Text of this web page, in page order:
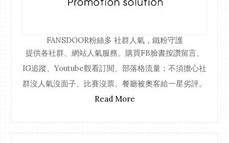
FANSDOOR粉絲多 社群人氣，鐵粉守護
提供各社群、網站人氣服務。購買FB臉書按讚留言、
IG追蹤、Youtube觀看訂閱、部落格流量；不須擔心社
群沒人氣沒面子、比賽沒票、餐廳被奧客給一星劣評。
Read More